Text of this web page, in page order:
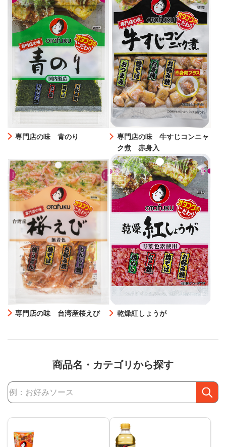
専門店の味 青のり
専門店の味 牛すじコンニャ
ク煮 赤身入
専門店の味 台湾産桜えび 乾燥紅しょうが
商品名・カテゴリから探す